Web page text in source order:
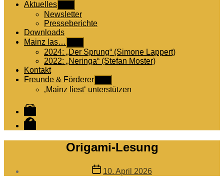
Aktuelles
anzeigen
Newsletter
Presseberichte
Downloads
Mainz las…
anzeigen
2024: „Der Sprung“ (Simone Lappert)
2022: „Neringa“ (Stefan Moster)
Kontakt
Freunde & Förderer
anzeigen
‚Mainz liest‘ unterstützen
Instagram
Facebook
Origami-Lesung
Veröffentlichungsdatum
10. April 2026